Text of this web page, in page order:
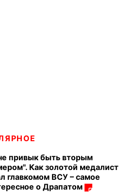
привык быть вторым
Как золотой медалист
главкомом ВСУ – самое
о Драпатом